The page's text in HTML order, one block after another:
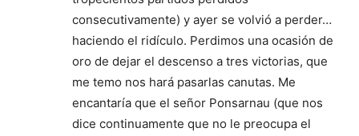
consecutivamente) y ayer se volvió a perder…
haciendo el ridículo. Perdimos una ocasión de
oro de dejar el descenso a tres victorias, que
me temo nos hará pasarlas canutas. Me
encantaría que el señor Ponsarnau (que nos
dice continuamente que no le preocupa el